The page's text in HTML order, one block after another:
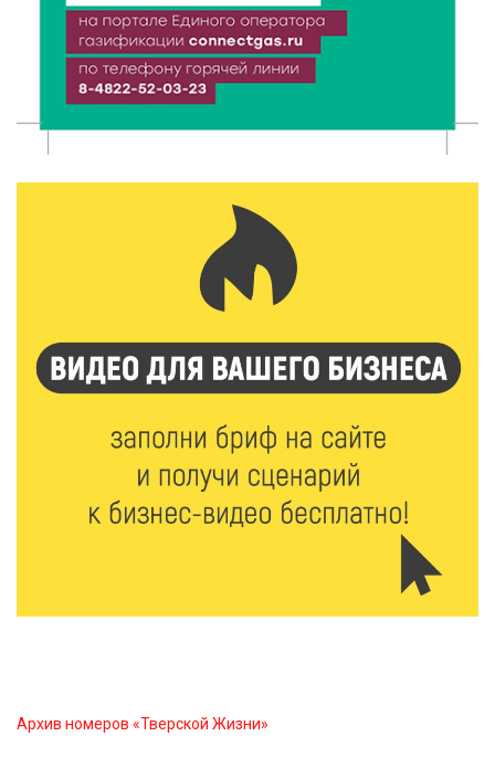
7 Авг 2026 16:32 317
Без прав и лицензий: итоги проверки таксистов в
Твери
7 Авг 2026 16:02 277
рассказ о жизни пчёл
155
Открыт набор на программу амбассадоров для
студентов российских вузов
7 Авг 2026 15:37 159
Жителям Тверской области напомнили об
опасности домашних заготовок
7 Авг 2026 15:32 176
Золотой век “Горьковки”: как А. М. Кузнецова
Архив номеров «Тверской Жизни»